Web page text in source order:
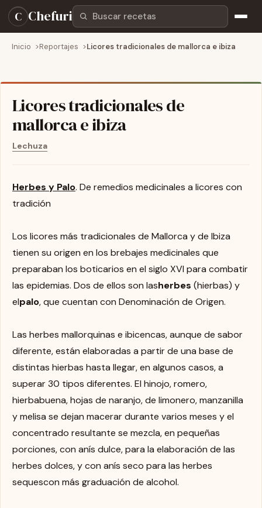
C ChefuriBuscar recetas
Inicio Reportajes Licores tradicionales de mallorca e ibiza
Licores tradicionales de
mallorca e ibiza
Lechuza
Herbes y Palo. De remedios medicinales a licores con
tradición
Los licores más tradicionales de Mallorca y de Ibiza
tienen su origen en los brebajes medicinales que
preparaban los boticarios en el siglo XVI para combatir
las epidemias. Dos de ellos son lasherbes (hierbas) y
elpalo, que cuentan con Denominación de Origen.
Las herbes mallorquinas e ibicencas, aunque de sabor
diferente, están elaboradas a partir de una base de
distintas hierbas hasta llegar, en algunos casos, a
superar 30 tipos diferentes. El hinojo, romero,
hierbabuena, hojas de naranjo, de limonero, manzanilla
y melisa se dejan macerar durante varios meses y el
concentrado resultante se mezcla, en pequeñas
porciones, con anís dulce, para la elaboración de las
herbes dolces, y con anís seco para las herbes
sequescon más graduación de alcohol.